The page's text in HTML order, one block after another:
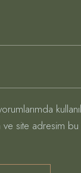
site adresim bu